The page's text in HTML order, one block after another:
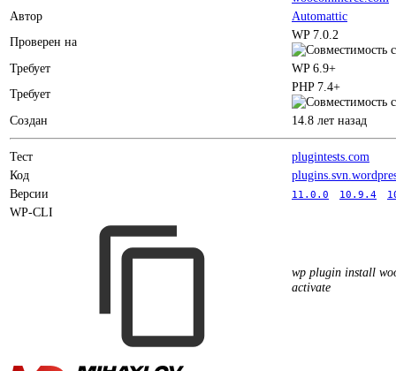
Автор
Automattic
Проверен на
WP 7.0.2
Требует
WP 6.9+
Требует
PHP 7.4+
Создан 14.8 лет назад
Тест
plugintests.com
Код
Версии
11.0.0 10.9.4
WP-CLI
wp plugin install
activate